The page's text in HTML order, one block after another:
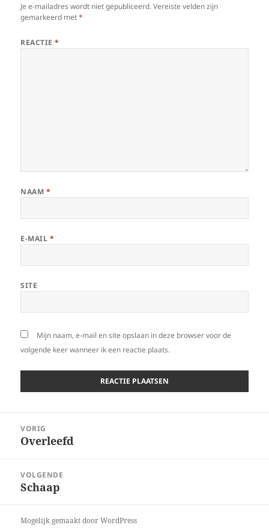
Je e-mailadres wordt niet gepubliceerd. Vereiste velden zijn
gemarkeerd met*
REACTIE*
NAAM *
E-MAIL *
SITE
Mijn naam, e-mail en site opslaan in deze browser voor de
volgende keer wanneer ik een reactie plaats.
navigatie
VORIG
Vorig
Overleefd
VOLGENDE
Volgend
Schaap
Mogelijk gemaakt door WordPress